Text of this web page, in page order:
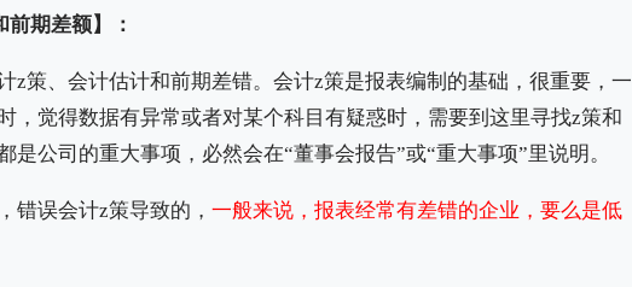
期差额】：
z策、会计估计和前期差错。会计z策是报表编制的基础，很重要，一
，觉得数据有异常或者对某个科目有疑惑时，需要到这里寻找z策和
公司的重大事项，必然会在“董事会报告”或“重大事项”里说明。
错误会计z策导致的， 一般来说，报表经常有差错的企业，要么是低